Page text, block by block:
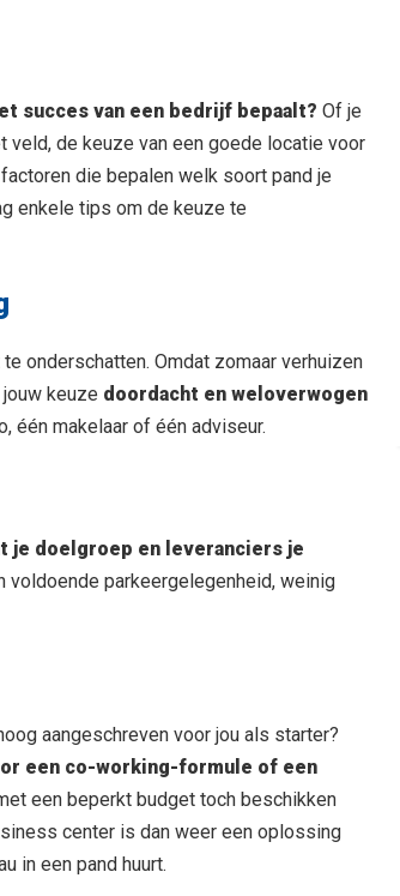
succes van een bedrijf bepaalt? Of je
de keuze van een goede locatie voor
die bepalen welk soort pand je
enkele tips om de keuze te
onderschatten. Omdat zomaar verhuizen
keuze doordacht en weloverwogen
één makelaar of één adviseur.
je doelgroep en leveranciers je
voldoende parkeergelegenheid, weinig
aangeschreven voor jou als starter?
een co-working-formule of een
een beperkt budget toch beschikken
center is dan weer een oplossing
in een pand huurt.